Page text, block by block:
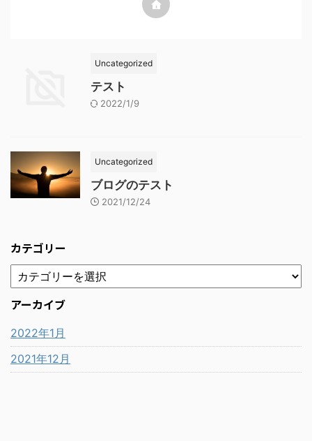
Uncategorized
テスト
2022/1/9
Uncategorized
ブログのテスト
2021/12/24
カテゴリー
アーカイブ
2022年1月
2021年12月